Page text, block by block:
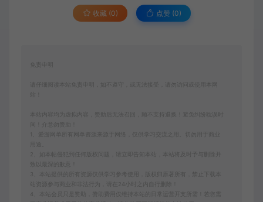
收藏 (0) 点赞 (0)
免责申明
请仔细阅读本站免责申明，如不遵守，或无法接受，请勿访问或使用本网
本站内容均为虚拟内容，赞助后无法召回，顾不支持退换！避免纠纷耽误时
间！介意勿赞助！
1、爱游网单所有网单资源来源于网络，仅供学习交流之用。切勿用于商业
2、如本帖侵犯到任何版权问题，请立即告知本站，本站将及时予与删除并
致以最深的歉意！
3、本站提供的所有资源仅供学习参考使用，版权归原著所有，禁止下载本
站资源参与商业和非法行为，请在24小时之内自行删除！
4、本站会员只是赞助，赞助费用仅维持本站的日常运营开支所需！若您需